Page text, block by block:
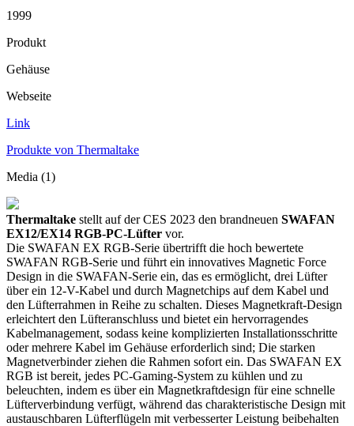
1999
Produkt
Gehäuse
Webseite
Link
Produkte von Thermaltake
Media (1)
Thermaltake stellt auf der CES 2023 den brandneuen SWAFAN
EX12/EX14 RGB-PC-Lüfter vor.
Die SWAFAN EX RGB-Serie übertrifft die hoch bewertete
SWAFAN RGB-Serie und führt ein innovatives Magnetic Force
Design in die SWAFAN-Serie ein, das es ermöglicht, drei Lüfter
über ein 12-V-Kabel und durch Magnetchips auf dem Kabel und
den Lüfterrahmen in Reihe zu schalten. Dieses Magnetkraft-Design
erleichtert den Lüfteranschluss und bietet ein hervorragendes
Kabelmanagement, sodass keine komplizierten Installationsschritte
oder mehrere Kabel im Gehäuse erforderlich sind; Die starken
Magnetverbinder ziehen die Rahmen sofort ein. Das SWAFAN EX
RGB ist bereit, jedes PC-Gaming-System zu kühlen und zu
beleuchten, indem es über ein Magnetkraftdesign für eine schnelle
Lüfterverbindung verfügt, während das charakteristische Design mit
austauschbaren Lüfterflügeln mit verbesserter Leistung beibehalten